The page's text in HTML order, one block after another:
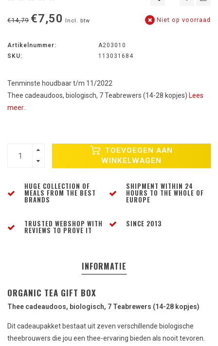
€14,79 €7,50 Incl. btw Niet op voorraad
Artikelnummer:
A203010
SKU:
113031684
Tenminste houdbaar t/m 11/2022
Thee cadeaudoos, biologisch, 7 Teabrewers (14-28 kopjes) Lees
meer..
TOEVOEGEN AAN
WINKELWAGEN
HUGE COLLECTION OF
MEALS FROM THE BEST
BRANDS
SHIPMENT WITHIN 24
HOURS TO THE WHOLE OF
EUROPE
TRUSTED WEBSHOP WITH
REVIEWS TO PROVE IT
SINCE 2013
INFORMATIE
ORGANIC TEA GIFT BOX
Thee cadeaudoos, biologisch, 7 Teabrewers (14-28 kopjes)
Dit cadeaupakket bestaat uit zeven verschillende biologische
theebrouwers die jou een thee-ervaring bieden als nooit tevoren.